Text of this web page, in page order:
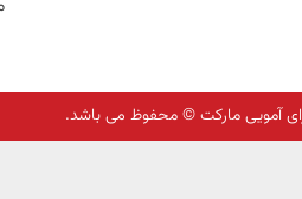
آمویی مارکت © محفوظ می باشد.